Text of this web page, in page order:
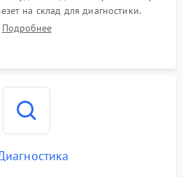
на склад для диагностики.
Подробнее